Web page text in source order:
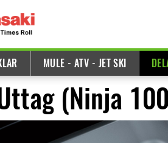
MULE - ATV - JET SKI
(Ninja